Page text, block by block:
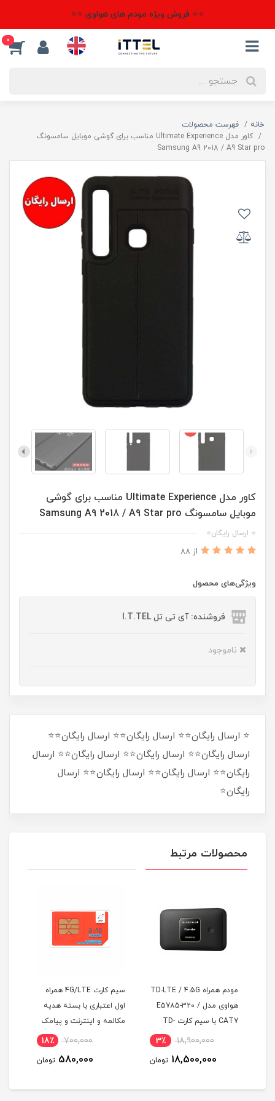
⭐⭐ فروش ویژه مودم های هواوی ⭐⭐
0
خانه
فهرست محصولات
کاور مدل Ultimate Experience مناسب برای گوشی موبایل سامسونگ
Samsung A9 2018 / A9 Star pro
کاور مدل Ultimate Experience مناسب برای گوشی
موبایل سامسونگ Samsung A9 2018 / A9 Star pro
⭐ ارسال رایگان⭐
از 88
ویژگی‌های محصول
فروشنده: آی تی تل I.T.TEL
ناموجود
⭐ ارسال رایگان⭐⭐ ارسال رایگان⭐⭐ ارسال رایگان⭐⭐
ارسال رایگان⭐⭐ ارسال رایگان⭐⭐ ارسال رایگان⭐⭐ ارسال
رایگان⭐⭐ ارسال رایگان⭐⭐ ارسال رایگان⭐⭐ ارسال
رایگان⭐
محصولات مرتبط
مودم همراه TD-LTE / 4.5G
هواوی مدل E5785-320 /
CAT7 با سیم کارت TD-
LTE و اینترنت 50 گیگ یک18,900,000 3٪
18,500,000 تومان
سیم کارت 4G/LTE همراه
اول اعتباری با بسته هدیه
مکالمه و اینترنت و پیامک
700,000 18٪
580,000 تومان